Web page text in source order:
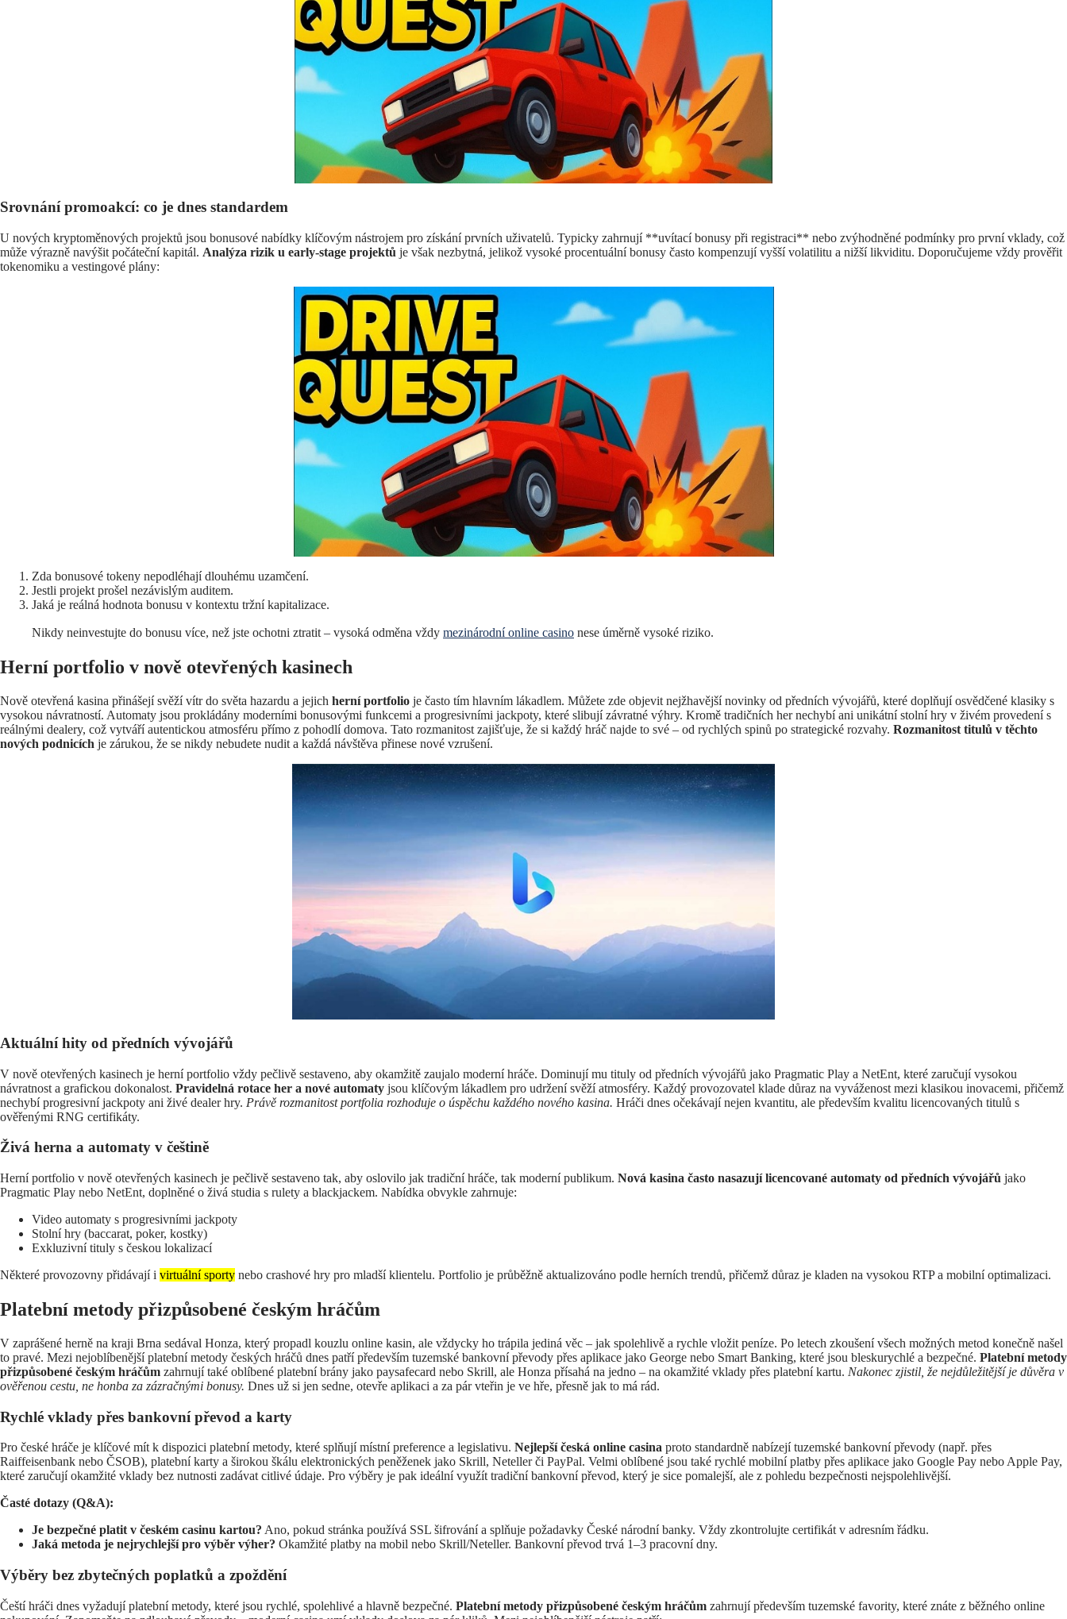
Srovnání promoakcí: co je dnes standardem
U nových kryptoměnových projektů jsou bonusové nabídky klíčovým nástrojem pro získání prvních uživatelů. Typicky zahrnují **uvítací bonusy při registraci** nebo zvýhodněné podmínky pro první vklady, což
může výrazně navýšit počáteční kapitál. Analýza rizik u early-stage projektů je však nezbytná, jelikož vysoké procentuální bonusy často kompenzují vyšší volatilitu a nižší likviditu. Doporučujeme vždy prověřit
tokenomiku a vestingové plány:
Zda bonusové tokeny nepodléhají dlouhému uzamčení.
Jestli projekt prošel nezávislým auditem.
Jaká je reálná hodnota bonusu v kontextu tržní kapitalizace.
Nikdy neinvestujte do bonusu více, než jste ochotni ztratit – vysoká odměna vždy mezinárodní online casino nese úměrně vysoké riziko.
Herní portfolio v nově otevřených kasinech
Nově otevřená kasina přinášejí svěží vítr do světa hazardu a jejich herní portfolio je často tím hlavním lákadlem. Můžete zde objevit nejžhavější novinky od předních vývojářů, které doplňují osvědčené klasiky s
vysokou návratností. Automaty jsou prokládány moderními bonusovými funkcemi a progresivními jackpoty, které slibují závratné výhry. Kromě tradičních her nechybí ani unikátní stolní hry v živém provedení s
reálnými dealery, což vytváří autentickou atmosféru přímo z pohodlí domova. Tato rozmanitost zajišťuje, že si každý hráč najde to své – od rychlých spinů po strategické rozvahy. Rozmanitost titulů v těchto
nových podnicích je zárukou, že se nikdy nebudete nudit a každá návštěva přinese nové vzrušení.
Aktuální hity od předních vývojářů
V nově otevřených kasinech je herní portfolio vždy pečlivě sestaveno, aby okamžitě zaujalo moderní hráče. Dominují mu tituly od předních vývojářů jako Pragmatic Play a NetEnt, které zaručují vysokou
návratnost a grafickou dokonalost. Pravidelná rotace her a nové automaty jsou klíčovým lákadlem pro udržení svěží atmosféry. Každý provozovatel klade důraz na vyváženost mezi klasikou inovacemi, přičemž
nechybí progresivní jackpoty ani živé dealer hry. Právě rozmanitost portfolia rozhoduje o úspěchu každého nového kasina. Hráči dnes očekávají nejen kvantitu, ale především kvalitu licencovaných titulů s
ověřenými RNG certifikáty.
Živá herna a automaty v češtině
Herní portfolio v nově otevřených kasinech je pečlivě sestaveno tak, aby oslovilo jak tradiční hráče, tak moderní publikum. Nová kasina často nasazují licencované automaty od předních vývojářů jako
Pragmatic Play nebo NetEnt, doplněné o živá studia s rulety a blackjackem. Nabídka obvykle zahrnuje:
Video automaty s progresivními jackpoty
Stolní hry (baccarat, poker, kostky)
Exkluzivní tituly s českou lokalizací
Některé provozovny přidávají i virtuální sporty nebo crashové hry pro mladší klientelu. Portfolio je průběžně aktualizováno podle herních trendů, přičemž důraz je kladen na vysokou RTP a mobilní optimalizaci.
Platební metody přizpůsobené českým hráčům
V zaprášené herně na kraji Brna sedával Honza, který propadl kouzlu online kasin, ale vždycky ho trápila jediná věc – jak spolehlivě a rychle vložit peníze. Po letech zkoušení všech možných metod konečně našel
to pravé. Mezi nejoblíbenější platební metody českých hráčů dnes patří především tuzemské bankovní převody přes aplikace jako George nebo Smart Banking, které jsou bleskurychlé a bezpečné. Platební metody
přizpůsobené českým hráčům zahrnují také oblíbené platební brány jako paysafecard nebo Skrill, ale Honza přísahá na jedno – na okamžité vklady přes platební kartu. Nakonec zjistil, že nejdůležitější je důvěra v
ověřenou cestu, ne honba za zázračnými bonusy. Dnes už si jen sedne, otevře aplikaci a za pár vteřin je ve hře, přesně jak to má rád.
Rychlé vklady přes bankovní převod a karty
Pro české hráče je klíčové mít k dispozici platební metody, které splňují místní preference a legislativu. Nejlepší česká online casina proto standardně nabízejí tuzemské bankovní převody (např. přes
Raiffeisenbank nebo ČSOB), platební karty a širokou škálu elektronických peněženek jako Skrill, Neteller či PayPal. Velmi oblíbené jsou také rychlé mobilní platby přes aplikace jako Google Pay nebo Apple Pay,
které zaručují okamžité vklady bez nutnosti zadávat citlivé údaje. Pro výběry je pak ideální využít tradiční bankovní převod, který je sice pomalejší, ale z pohledu bezpečnosti nejspolehlivější.
Časté dotazy (Q&A):
Je bezpečné platit v českém casinu kartou? Ano, pokud stránka používá SSL šifrování a splňuje požadavky České národní banky. Vždy zkontrolujte certifikát v adresním řádku.
Jaká metoda je nejrychlejší pro výběr výher? Okamžité platby na mobil nebo Skrill/Neteller. Bankovní převod trvá 1–3 pracovní dny.
Výběry bez zbytečných poplatků a zpoždění
Čeští hráči dnes vyžadují platební metody, které jsou rychlé, spolehlivé a hlavně bezpečné. Platební metody přizpůsobené českým hráčům zahrnují především tuzemské favority, které znáte z běžného online